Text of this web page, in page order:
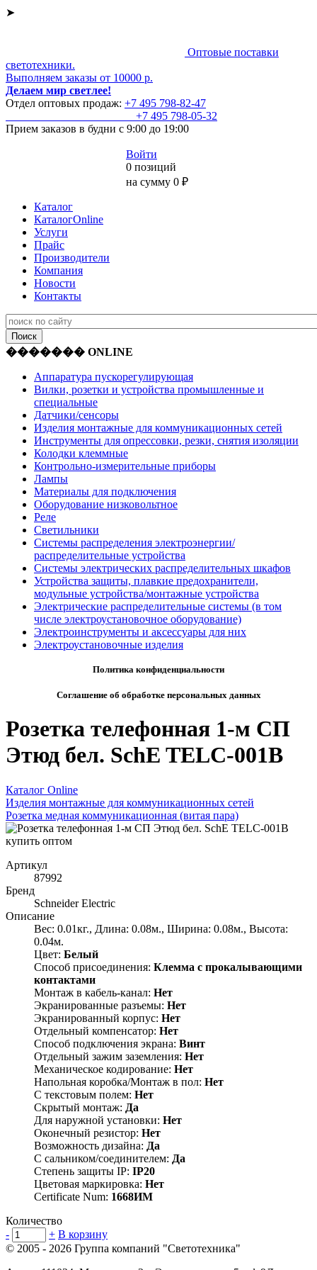
➤
Оптовые поставки
светотехники.
Выполняем заказы от 10000 р.
Делаем мир светлее!
Отдел оптовых продаж: +7 495 798-82-47
+7 495 798-05-32
Прием заказов в будни с 9:00 до 19:00
Войти
0 позиций
на сумму 0 ₽
Каталог
КаталогOnline
Услуги
Прайс
Производители
Компания
Новости
Контакты
������� ONLINE
Аппаратура пускорегулирующая
Вилки, розетки и устройства промышленные и
специальные
Датчики/сенсоры
Изделия монтажные для коммуникационных сетей
Инструменты для опрессовки, резки, снятия изоляции
Колодки клеммные
Контрольно-измерительные приборы
Лампы
Материалы для подключения
Оборудование низковольтное
Реле
Светильники
Системы распределения электроэнергии/
распределительные устройства
Системы электрических распределительных шкафов
Устройства защиты, плавкие предохранители,
модульные устройства/монтажные устройства
Электрические распределительные системы (в том
числе электроустановочное оборудование)
Электроинструменты и аксессуары для них
Электроустановочные изделия
Политика конфиденциальности
Соглашение об обработке персональных данных
Розетка телефонная 1-м СП
Этюд бел. SchE TELC-001B
Каталог Online
Изделия монтажные для коммуникационных сетей
Розетка медная коммуникационная (витая пара)
Артикул
87992
Бренд
Schneider Electric
Описание
Вес: 0.01кг., Длина: 0.08м., Ширина: 0.08м., Высота:
0.04м.
Цвет: Белый
Способ присоединения: Клемма с прокалывающими
контактами
Монтаж в кабель-канал: Нет
Экранированные разъемы: Нет
Экранированный корпус: Нет
Отдельный компенсатор: Нет
Способ подключения экрана: Винт
Отдельный зажим заземления: Нет
Механическое кодирование: Нет
Напольная коробка/Монтаж в пол: Нет
С текстовым полем: Нет
Скрытый монтаж: Да
Для наружной установки: Нет
Оконечный резистор: Нет
Возможность дизайна: Да
С сальником/соединителем: Да
Степень защиты IP: IP20
Цветовая маркировка: Нет
Certificate Num: 1668ИМ
Количество
-
+ В корзину
© 2005 - 2026 Группа компаний "Светотехника"